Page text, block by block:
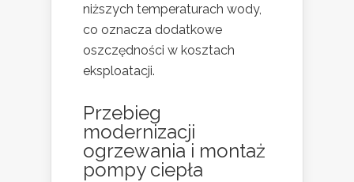
niższych temperaturach wody,
co oznacza dodatkowe
oszczędności w kosztach
eksploatacji.
Przebieg
modernizacji
ogrzewania i montaż
pompy ciepła